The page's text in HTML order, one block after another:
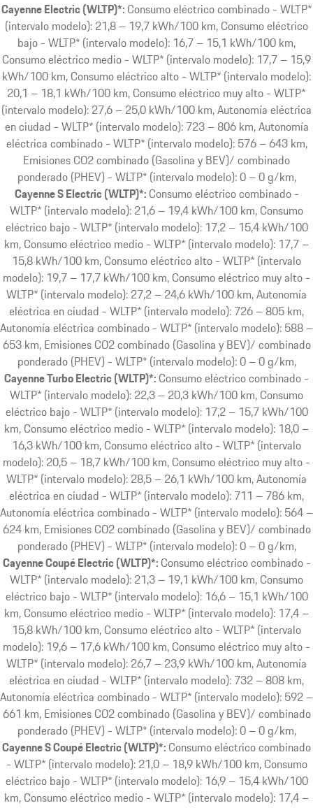
Cayenne Electric (WLTP)*: Consumo eléctrico combinado - WLTP*
(intervalo modelo): 21,8 – 19,7 kWh/100 km, Consumo eléctrico
bajo - WLTP* (intervalo modelo): 16,7 – 15,1 kWh/100 km,
Consumo eléctrico medio - WLTP* (intervalo modelo): 17,7 – 15,9
kWh/100 km, Consumo eléctrico alto - WLTP* (intervalo modelo):
20,1 – 18,1 kWh/100 km, Consumo eléctrico muy alto - WLTP*
(intervalo modelo): 27,6 – 25,0 kWh/100 km, Autonomía eléctrica
en ciudad - WLTP* (intervalo modelo): 723 – 806 km, Autonomía
eléctrica combinado - WLTP* (intervalo modelo): 576 – 643 km,
Emisiones CO2 combinado (Gasolina y BEV)/ combinado
ponderado (PHEV) - WLTP* (intervalo modelo): 0 – 0 g/km
Cayenne S Electric (WLTP)*: Consumo eléctrico combinado -
WLTP* (intervalo modelo): 21,6 – 19,4 kWh/100 km, Consumo
eléctrico bajo - WLTP* (intervalo modelo): 17,2 – 15,4 kWh/100
km, Consumo eléctrico medio - WLTP* (intervalo modelo): 17,7 –
15,8 kWh/100 km, Consumo eléctrico alto - WLTP* (intervalo
modelo): 19,7 – 17,7 kWh/100 km, Consumo eléctrico muy alto -
WLTP* (intervalo modelo): 27,2 – 24,6 kWh/100 km, Autonomía
eléctrica en ciudad - WLTP* (intervalo modelo): 726 – 805 km,
Autonomía eléctrica combinado - WLTP* (intervalo modelo): 588 –
653 km, Emisiones CO2 combinado (Gasolina y BEV)/ combinado
ponderado (PHEV) - WLTP* (intervalo modelo): 0 – 0 g/km
Cayenne Turbo Electric (WLTP)*: Consumo eléctrico combinado -
WLTP* (intervalo modelo): 22,3 – 20,3 kWh/100 km, Consumo
eléctrico bajo - WLTP* (intervalo modelo): 17,2 – 15,7 kWh/100
km, Consumo eléctrico medio - WLTP* (intervalo modelo): 18,0 –
16,3 kWh/100 km, Consumo eléctrico alto - WLTP* (intervalo
modelo): 20,5 – 18,7 kWh/100 km, Consumo eléctrico muy alto -
WLTP* (intervalo modelo): 28,5 – 26,1 kWh/100 km, Autonomía
eléctrica en ciudad - WLTP* (intervalo modelo): 711 – 786 km,
Autonomía eléctrica combinado - WLTP* (intervalo modelo): 564 –
624 km, Emisiones CO2 combinado (Gasolina y BEV)/ combinado
ponderado (PHEV) - WLTP* (intervalo modelo): 0 – 0 g/km
Cayenne Coupé Electric (WLTP)*: Consumo eléctrico combinado -
WLTP* (intervalo modelo): 21,3 – 19,1 kWh/100 km, Consumo
eléctrico bajo - WLTP* (intervalo modelo): 16,6 – 15,1 kWh/100
km, Consumo eléctrico medio - WLTP* (intervalo modelo): 17,4 –
15,8 kWh/100 km, Consumo eléctrico alto - WLTP* (intervalo
modelo): 19,6 – 17,6 kWh/100 km, Consumo eléctrico muy alto -
WLTP* (intervalo modelo): 26,7 – 23,9 kWh/100 km, Autonomía
eléctrica en ciudad - WLTP* (intervalo modelo): 732 – 808 km,
Autonomía eléctrica combinado - WLTP* (intervalo modelo): 592 –
661 km, Emisiones CO2 combinado (Gasolina y BEV)/ combinado
ponderado (PHEV) - WLTP* (intervalo modelo): 0 – 0 g/km
Cayenne S Coupé Electric (WLTP)*: Consumo eléctrico combinado
- WLTP* (intervalo modelo): 21,0 – 18,9 kWh/100 km, Consumo
eléctrico bajo - WLTP* (intervalo modelo): 16,9 – 15,4 kWh/100
km, Consumo eléctrico medio - WLTP* (intervalo modelo): 17,4 –